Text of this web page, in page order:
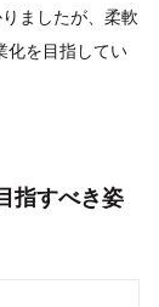
ましたが、柔軟
化を目指してい
指すべき姿